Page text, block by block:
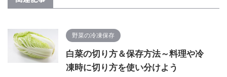
野菜の冷凍保存
白菜の切り方＆保存方法～料理や冷
凍時に切り方を使い分けよう